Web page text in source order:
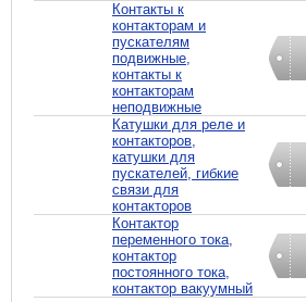
Контакты к
контакторам и
пускателям
подвижные,
контакты к
контакторам
неподвижные
Катушки для реле и
контакторов,
катушки для
пускателей, гибкие
связи для
контакторов
Контактор
переменного тока,
контактор
постоянного тока,
контактор вакуумный